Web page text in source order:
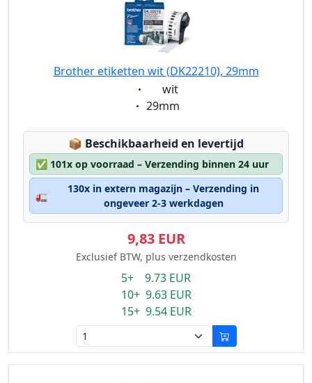
Brother etiketten wit (DK22210), 29mm
Eigenschaft:
wit
Eigenschaft:
29mm
📦 Lagerstatus:
Beschikbaarheid en levertijd
✅ 101x op voorraad – Verzending binnen 24 uur
🚛
130x in extern magazijn – Verzending in
ongeveer 2-3 werkdagen
9,83 EUR
Exclusief BTW, plus verzendkosten
5+ 9.73 EUR
10+ 9.63 EUR
15+ 9.54 EUR